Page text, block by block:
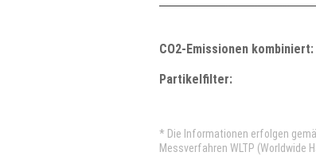
CO2-Emissionen kombiniert:
Partikelfilter:
* Die Informationen erfolgen
Messverfahren WLTP (Worldwide